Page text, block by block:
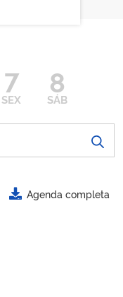
7
SEX
8
SÁB
Agenda completa